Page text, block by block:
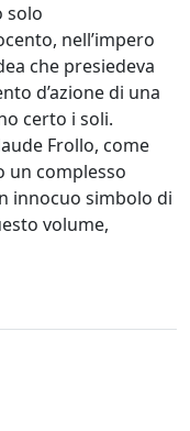
solo
nell’impero
che presiedeva
d’azione di una
certo i soli.
Frollo, come
un complesso
innocuo simbolo di
volume,